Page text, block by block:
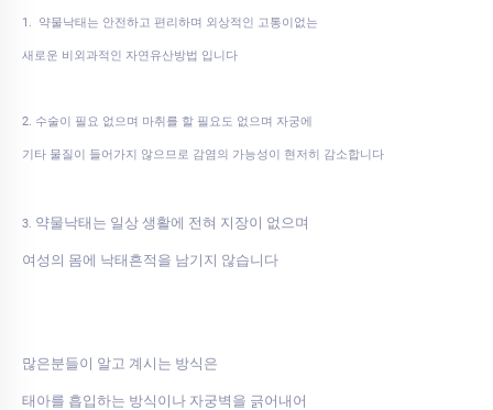
1. 약물낙태는 안전하고 편리하며 외상적인 고통이없는
새로운 비외과적인 자연유산방법 입니다
2. 수술이 필요 없으며 마취를 할 필요도 없으며 자궁에
기타 물질이 들어가지 않으므로 감염의 가능성이 현저히 감소합니다
3. 약물낙태는 일상 생활에 전혀 지장이 없으며
여성의 몸에 낙태흔적을 남기지 않습니다
많은분들이 알고 계시는 방식은
태아를 흡입하는 방식이나 자궁벽을 긁어내어